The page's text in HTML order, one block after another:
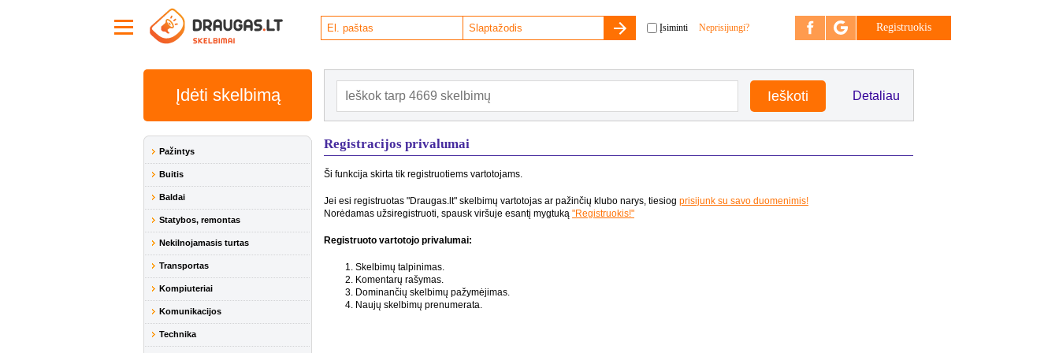
Įsiminti Neprisijungi? Registruokis
Įdėti skelbimą Detaliau
Pažintys
Buitis
Baldai
Statybos, remontas
Nekilnojamasis turtas
Transportas
Kompiuteriai
Komunikacijos
Technika
Registracijos privalumai
Ši funkcija skirta tik registruotiems vartotojams.
Jei esi registruotas "Draugas.lt" skelbimų vartotojas ar pažinčių klubo narys, tiesiog prisijunk su savo duomenimis!
Norėdamas užsiregistruoti, spausk viršuje esantį mygtuką "Registruokis!"
Registruoto vartotojo privalumai:
Skelbimų talpinimas.
Komentarų rašymas.
Dominančių skelbimų pažymėjimas.
Naujų skelbimų prenumerata.